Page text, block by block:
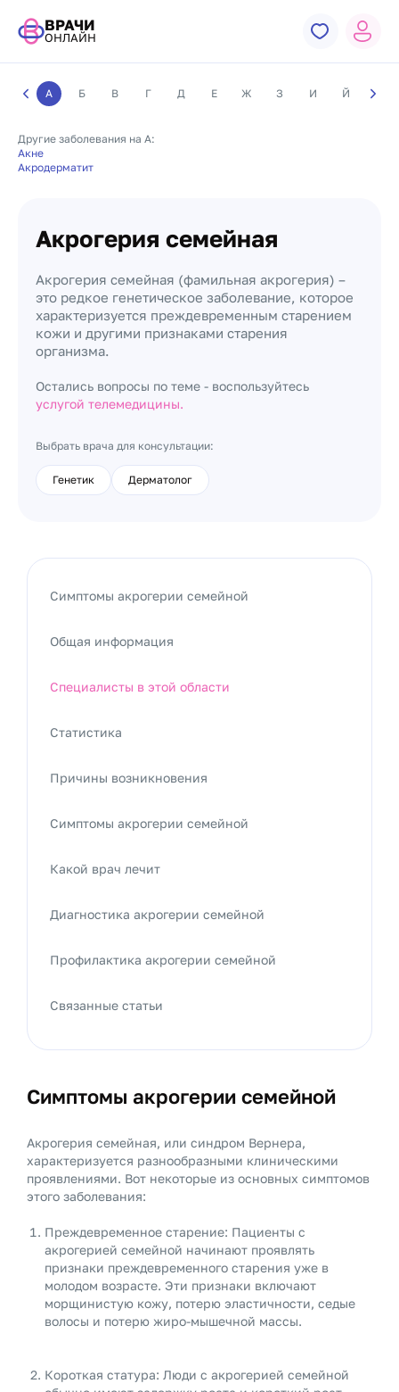
ВРАЧИ
ОНЛАЙН
А Б В Г Д Е Ж З И Й К
Другие заболевания на А:
Акне
Акродерматит
Акрогерия семейная
Акрогерия семейная (фамильная акрогерия) –
это редкое генетическое заболевание, которое
характеризуется преждевременным старением
кожи и другими признаками старения
организма.
Остались вопросы по теме - воспользуйтесь
услугой телемедицины.
Выбрать врача для консультации:
Генетик Дерматолог
Симптомы акрогерии семейной
Акрогерия семейная, или синдром Вернера,
характеризуется разнообразными клиническими
проявлениями. Вот некоторые из основных симптомов
этого заболевания:
Преждевременное старение: Пациенты с
акрогерией семейной начинают проявлять
признаки преждевременного старения уже в
молодом возрасте. Эти признаки включают
морщинистую кожу, потерю эластичности, седые
волосы и потерю жиро-мышечной массы.
Короткая статура: Люди с акрогерией семейной
Симптомы акрогерии семейной
Общая информация
Специалисты в этой области
Статистика
Причины возникновения
Симптомы акрогерии семейной
Какой врач лечит
Диагностика акрогерии семейной
Профилактика акрогерии семейной
Связанные статьи